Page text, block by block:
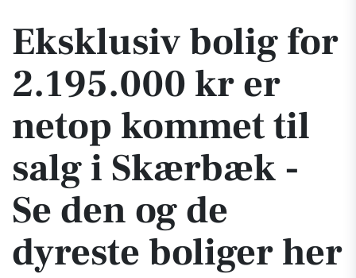
Eksklusiv bolig for
2.195.000 kr er
netop kommet til
salg i Skærbæk -
Se den og de
dyreste boliger her